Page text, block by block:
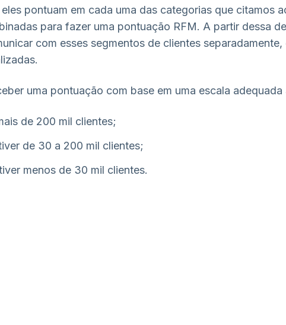
pontuam em cada uma das categorias que citamos
para fazer uma pontuação RFM. A partir dessa
com esses segmentos de clientes
uma pontuação com base em uma escala adequada
de 200 mil clientes;
de 30 a 200 mil clientes;
menos de 30 mil clientes.